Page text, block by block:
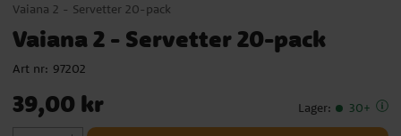
Vaiana 2 - Servetter 20-pack
Vaiana 2 - Servetter 20-pack
Art nr: 97202
Pris: 39,00 kr
39,00 kr Lager: 30+